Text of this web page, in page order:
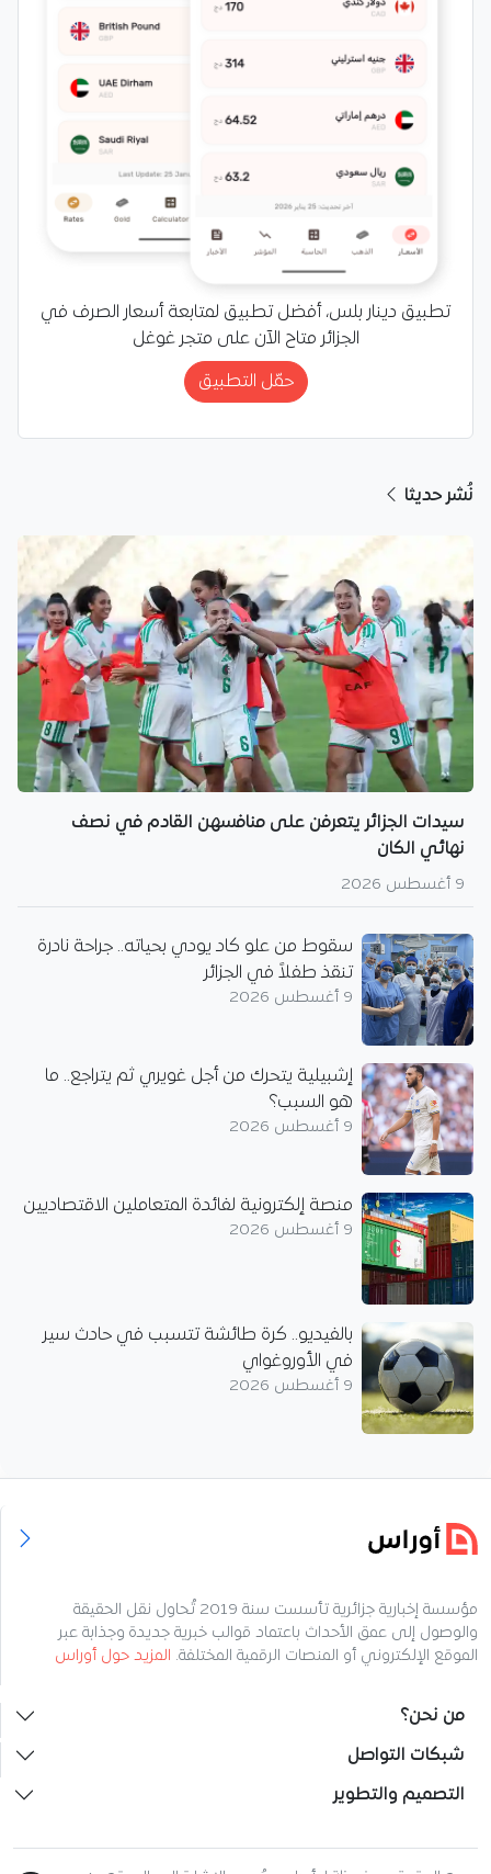
تطبيق دينار بلس، أفضل تطبيق لمتابعة أسعار الصرف في
الجزائر متاح الآن على متجر غوغل
حمّل التطبيق
نُشر حديثا
سيدات الجزائر يتعرفن على منافسهن القادم في نصف
نهائي الكان
9 أغسطس 2026
سقوط من علو كاد يودي بحياته.. جراحة نادرة
تنقذ طفلاً في الجزائر
9 أغسطس 2026
إشبيلية يتحرك من أجل غويري ثم يتراجع.. ما
هو السبب؟
9 أغسطس 2026
منصة إلكترونية لفائدة المتعاملين الاقتصاديين
9 أغسطس 2026
بالفيديو.. كرة طائشة تتسبب في حادث سير
في الأوروغواي
9 أغسطس 2026
مؤسسة إخبارية جزائرية تأسست سنة 2019 تُحاول نقل الحقيقة
والوصول إلى عمق الأحداث باعتماد قوالب خبرية جديدة وجذابة عبر
الموقع الإلكتروني أو المنصات الرقمية المختلفة. المزيد حول أوراس
من نحن؟
شبكات التواصل
التصميم والتطوير